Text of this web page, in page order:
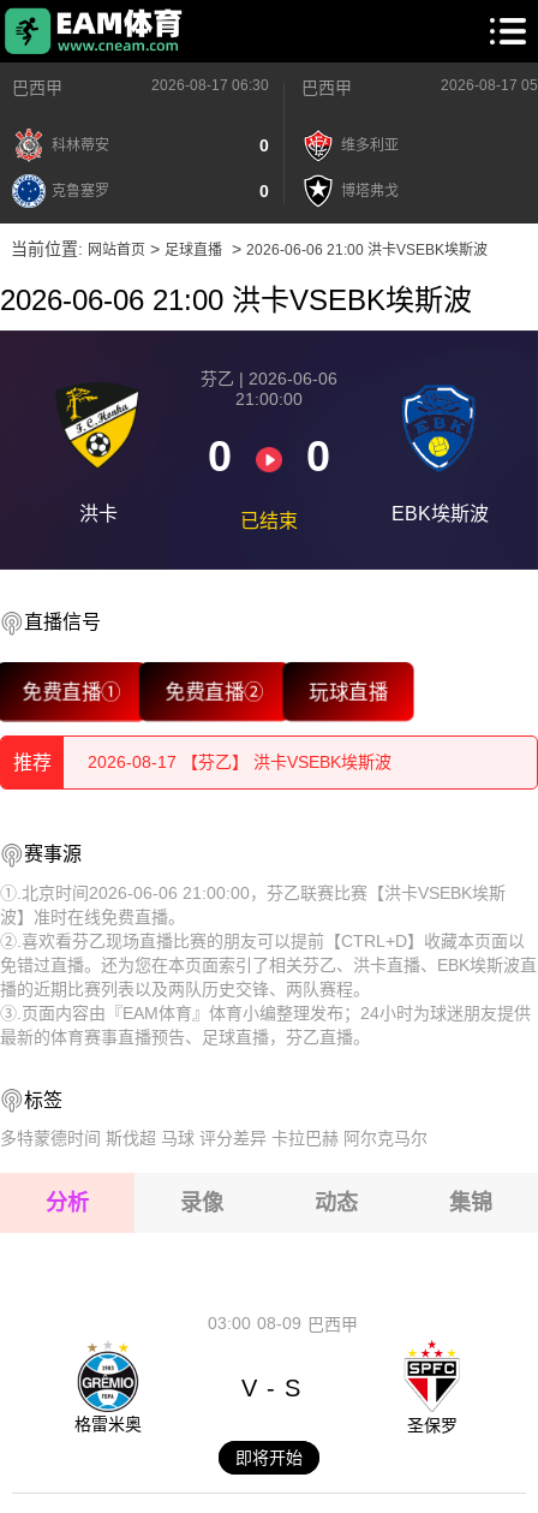
巴西甲 2026-08-17 06:30
科林蒂安 0
克鲁塞罗 0
巴西甲 2026-08-17
维多利亚
博塔弗戈
当前位置: 网站首页> 足球直播> 2026-06-06 21:00 洪卡VSEBK埃斯波
2026-06-06 21:00 洪卡VSEBK埃斯波
洪卡
芬乙 | 2026-06-06
21:00:00
0 0
已结束 EBK埃斯波
直播信号
免费直播① 免费直播② 玩球直播
推荐
2026-08-17 【芬乙】 洪卡VSEBK埃斯波
2026-08-17 【芬乙】 洪卡VSEBK埃斯波
2026-08-17 【芬乙】 洪卡VSEBK埃斯波
2026-08-17 【芬乙】 洪卡VSEBK埃斯波
2026-08-17 【芬乙】 洪卡VSEBK埃斯波
2026-08-17 【芬乙】 洪卡VSEBK埃斯波
2026-08-17 【芬乙】 洪卡VSEBK埃斯波
2026-08-17 【芬乙】 洪卡VSEBK埃斯波
2026-08-17 【芬乙】 洪卡VSEBK埃斯波
2026-08-17 【芬乙】 洪卡VSEBK埃斯波
赛事源
①.北京时间2026-06-06 21:00:00，芬乙联赛比赛【洪卡VSEBK埃斯
波】准时在线免费直播。
②.喜欢看芬乙现场直播比赛的朋友可以提前【CTRL+D】收藏本页面以
免错过直播。还为您在本页面索引了相关芬乙、洪卡直播、EBK埃斯波直
播的近期比赛列表以及两队历史交锋、两队赛程。
③.页面内容由『EAM体育』体育小编整理发布；24小时为球迷朋友提供
最新的体育赛事直播预告、足球直播，芬乙直播。
标签
多特蒙德时间 斯伐超 马球 评分差异 卡拉巴赫 阿尔克马尔
分析 录像 动态 集锦
08-09
03:00 巴西甲
格雷米奥
V - S
圣保罗
即将开始